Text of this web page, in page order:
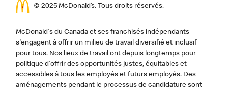
© 2025 McDonald’s. Tous droits réservés.
McDonald's du Canada et ses franchisés indépendants
s'engagent à offrir un milieu de travail diversifié et inclusif
pour tous. Nos lieux de travail ont depuis longtemps pour
politique d'offrir des opportunités justes, équitables et
accessibles à tous les employés et futurs employés. Des
aménagements pendant le processus de candidature sont